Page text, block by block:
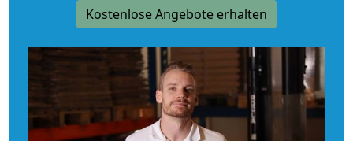
Kostenlose Angebote erhalten